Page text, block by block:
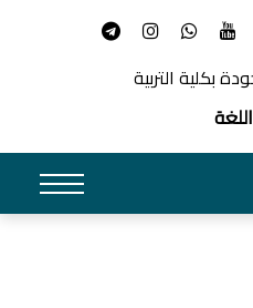
بكلية التربية
اللغة